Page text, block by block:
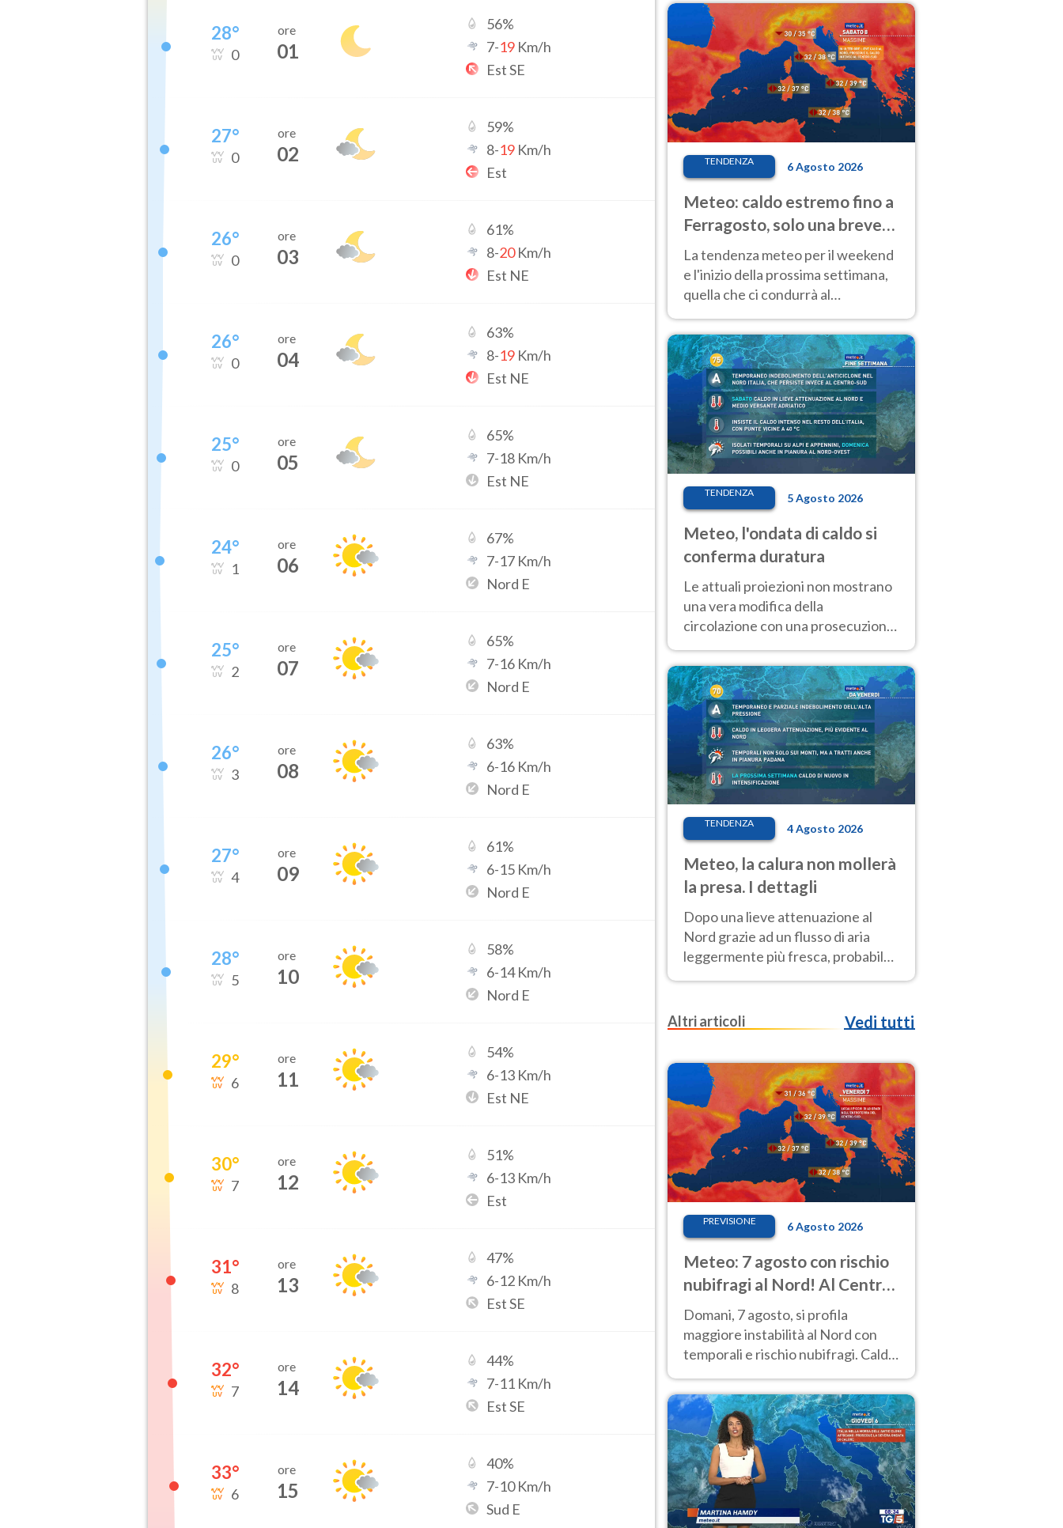
28°
0
ore
01
56%
7-19 Km/h
Est SE
27°
0
ore
02
59%
8-19 Km/h
Est
26°
0
ore
03
61%
8-20Km/h
Est NE
26°
0
ore
04
63%
8-19 Km/h
Est NE
25°
0
ore
05
65%
7-18 Km/h
Est NE
24°
1
ore
06
67%
7-17 Km/h
Nord E
25°
2
ore
07
65%
7-16 Km/h
Nord E
26°
3
ore
08
63%
6-16 Km/h
Nord E
27°
4
ore
09
61%
6-15 Km/h
Nord E
28°
5
ore
10
58%
6-14Km/h
Nord E
29°
6
ore
11
54%
6-13 Km/h
Est NE
30°
7
ore
12
51%
6-13 Km/h
Est
31°
8
ore
13
47%
6-12 Km/h
Est SE
32°
7
ore
14
44%
7-11 Km/h
Est SE
33°
6
ore
15
40%
7-10Km/h
Sud E
TENDENZA 6 Agosto 2026
Meteo: caldo estremo fino a
Ferragosto, solo una breve
pausa. Ecco dove
La tendenza meteo per il weekend
e l'inizio della prossima settimana,
quella che ci condurrà al
temperature molto elevate
TENDENZA 5 Agosto 2026
Meteo, l'ondata di caldo si
conferma duratura
Le attuali proiezioni non mostrano
una vera modifica della
circolazione con una prosecuzione
giorni, compresa la settimana di
Ferragosto
TENDENZA 4 Agosto 2026
Meteo, la calura non mollerà
la presa. I dettagli
Dopo una lieve attenuazione al
Nord grazie ad un flusso di aria
leggermente più fresca, probabile
nuovo rinforzo dell’anticiclone
Altri articoli
Vedi tutti
PREVISIONE 6 Agosto 2026
Meteo: 7 agosto con rischio
nubifragi al Nord! Al Centro-
Sud caldo estremo
Domani, 7 agosto, si profila
maggiore instabilità al Nord con
temporali e rischio nubifragi. Caldo
previsioni.